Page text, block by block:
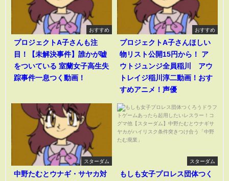
おすすめ
プロジェクトA子さんも注
目！【未解決事件】誰かが嘘
をついている 室蘭女子高生失
踪事件一息つく動画！
おすすめ
プロジェクトA子さんほしい
物リスト公開15円から！ ア
ウトジュンジ全員稲川 アウ
トレイジ稲川淳二動画！おす
すめアニメ！声優
スターダム
中野たむとウナギ・サヤカ対
スターダム
もしも女子プロレス団体つく